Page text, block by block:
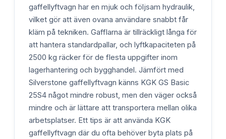
gaffellyftvagn har en mjuk och följsam hydraulik,
vilket gör att även ovana användare snabbt får
kläm på tekniken. Gafflarna är tillräckligt långa för
att hantera standardpallar, och lyftkapaciteten på
2500 kg räcker för de flesta uppgifter inom
lagerhantering och bygghandel. Jämfört med
Silverstone gaffellyftvagn känns KGK GS Basic
25S4 något mindre robust, men den väger också
mindre och är lättare att transportera mellan olika
arbetsplatser. Ett tips är att använda KGK
gaffellyftvagn där du ofta behöver byta plats på